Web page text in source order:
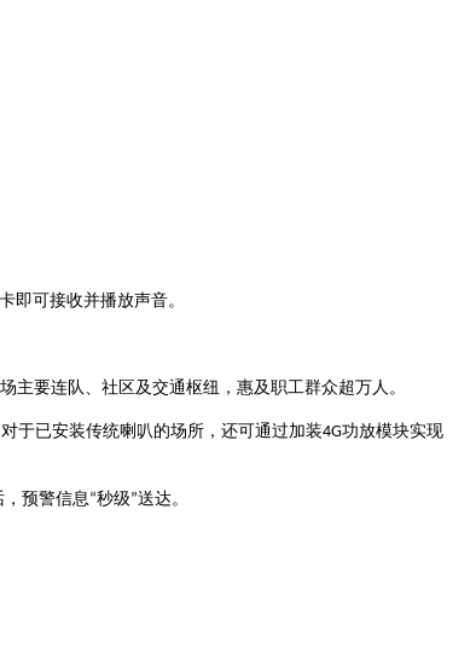
卡即可接收并播放声音。
主要连队、社区及交通枢纽，惠及职工群众超万人 。
于已安装传统喇叭的场所，还可通过加装4G功放模块实现
预警信息 “秒级”送达。